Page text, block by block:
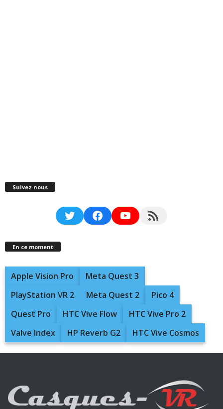
Suivez nous
TwitterFacebookYouTubeRSS Feed
En ce moment
Apple Vision Pro
Meta Quest 3
PlayStation VR 2
Meta Quest 2
Pico 4
Quest Pro
HTC Vive Flow
HTC Vive Pro 2
Valve Index
HP Reverb G2 HTC Vive Cosmos